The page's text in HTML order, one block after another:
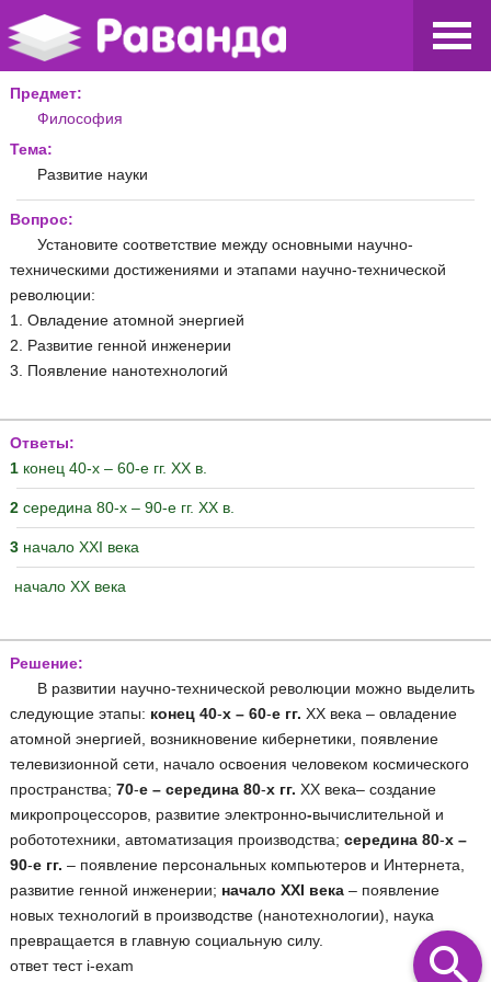
Предмет:
Философия
Тема:
Развитие науки
Вопрос:
Установите соответствие между основными научно-
техническими достижениями и этапами научно-технической
революции:
1. Овладение атомной энергией
2. Развитие генной инженерии
3. Появление нанотехнологий
Ответы:
1 конец 40-х – 60-е гг. ХХ в.
2 середина 80-х – 90-е гг. ХХ в.
3 начало XXI века
начало ХХ века
Решение:
В развитии научно-технической революции можно выделить
следующие этапы: конец 40-х – 60-е гг. ХХ века – овладение
атомной энергией, возникновение кибернетики, появление
телевизионной сети, начало освоения человеком космического
пространства; 70-е – середина 80-х гг. ХХ века– создание
микропроцессоров, развитие электронно-вычислительной и
робототехники, автоматизация производства; середина 80-х –
90-е гг. – появление персональных компьютеров и Интернета,
развитие генной инженерии; начало XXI века – появление
новых технологий в производстве (нанотехнологии), наука
превращается в главную социальную силу.
ответ тест i-exam